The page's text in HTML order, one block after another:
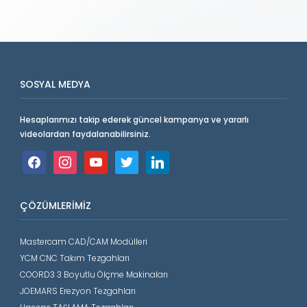
SOSYAL MEDYA
Hesaplarımızı takip ederek güncel kampanya ve yararlı
videolardan faydalanabilirsiniz.
facebookinstagramyoutube twitter linkedin
ÇÖZÜMLERIMIZ
Mastercam CAD/CAM Modülleri
YCM CNC Takım Tezgahları
COORD3 3 Boyutlu Ölçme Makinaları
JOEMARS Erezyon Tezgahları